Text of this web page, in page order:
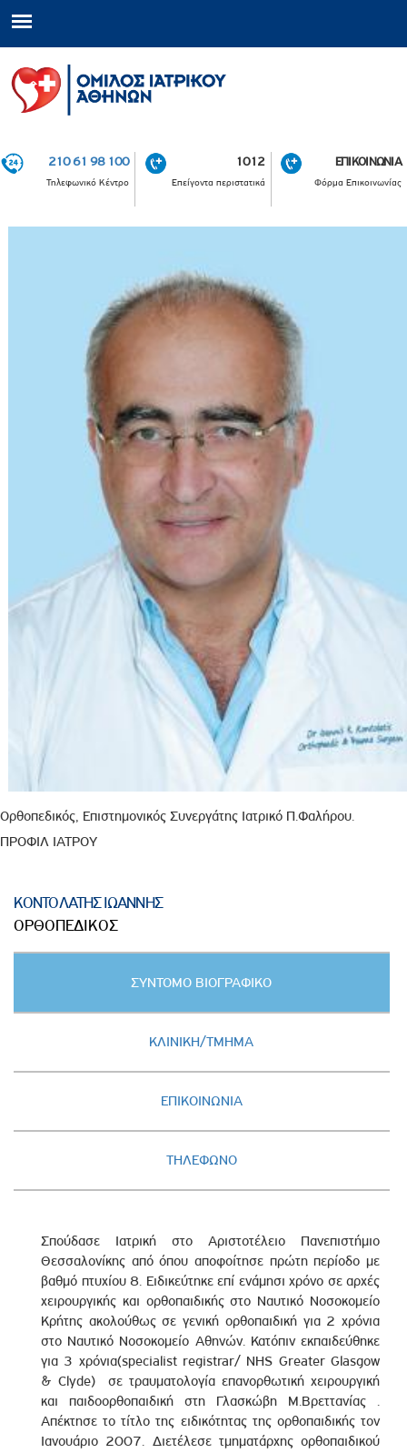
210 61 98 100
Τηλεφωνικό Κέντρο
1012
Επείγοντα περιστατικά
ΕΠΙΚΟΙΝΩΝΙΑ
Φόρμα Επικοινωνίας
Ορθοπεδικός, Επιστημονικός Συνεργάτης Ιατρικό Π.Φαλήρου.
ΠΡΟΦΙΛ ΙΑΤΡΟΥ
ΚΟΝΤΟΛΑΤΗΣ ΙΩΑΝΝΗΣ
ΟΡΘΟΠΕΔΙΚΟΣ
ΣΥΝΤΟΜΟ ΒΙΟΓΡΑΦΙΚΟ
ΚΛΙΝΙΚΗ/ΤΜΗΜΑ
ΕΠΙΚΟΙΝΩΝΙΑ
ΤΗΛΕΦΩΝΟ
Σπούδασε Ιατρική στο Αριστοτέλειο Πανεπιστήμιο
Θεσσαλονίκης από όπου αποφοίτησε πρώτη περίοδο με
βαθμό πτυχίου 8. Ειδικεύτηκε επί ενάμησι χρόνο σε αρχές
χειρουργικής και ορθοπαιδικής στο Ναυτικό Νοσοκομείο
Κρήτης ακολούθως σε γενική ορθοπαιδική για 2 χρόνια
στο Ναυτικό Νοσοκομείο Αθηνών. Κατόπιν εκπαιδεύθηκε
για 3 χρόνια(specialist registrar/ NHS Greater Glasgow
& Clyde) σε τραυματολογία επανορθωτική χειρουργική
και παιδοορθοπαιδική στη Γλασκώβη Μ.Βρεττανίας .
Απέκτησε το τίτλο της ειδικότητας της ορθοπαιδικής τον
Ιανουάριο 2007. Διετέλεσε τμηματάρχης ορθοπαιδικού